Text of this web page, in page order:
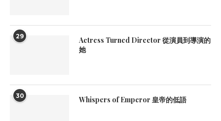
29
Actress Turned Director 從演員到導演的
她
30 Whispers of Emperor 皇帝的低語